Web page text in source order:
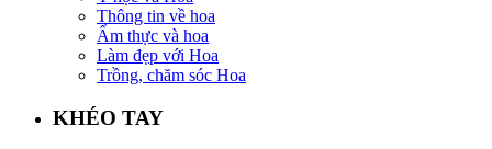
Thông tin về hoa
Ẩm thực và hoa
Làm đẹp với Hoa
Trồng, chăm sóc Hoa
KHÉO TAY